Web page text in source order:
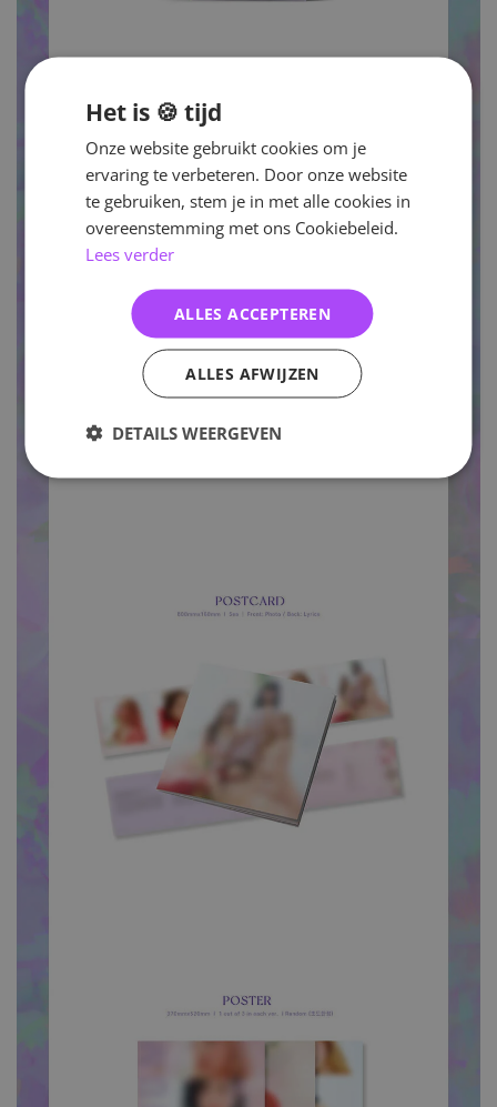
Het is 🍪 tijd
Onze website gebruikt cookies om je
ervaring te verbeteren. Door onze website
te gebruiken, stem je in met alle cookies in
overeenstemming met ons Cookiebeleid.
Lees verder
ALLES ACCEPTEREN
ALLES AFWIJZEN
DETAILS WEERGEVEN